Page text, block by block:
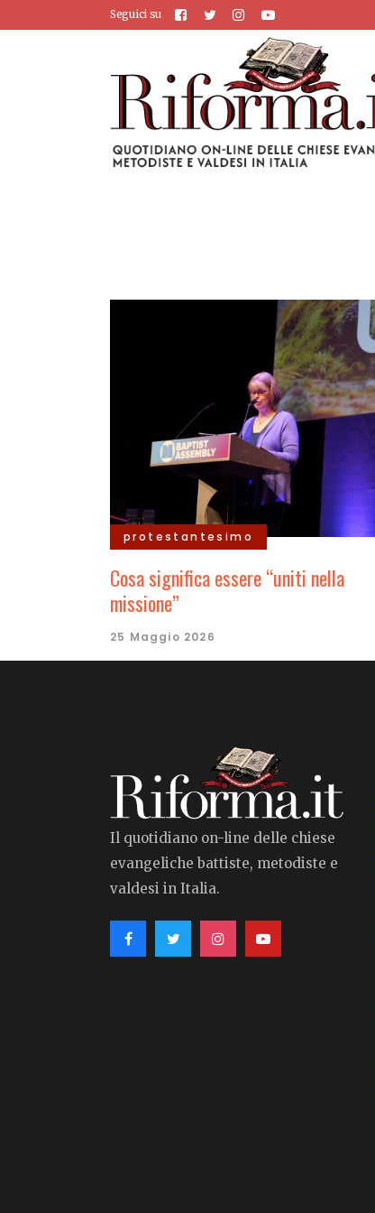
Seguici su
protestantesimo
Cosa significa essere “uniti nella
missione”
25 Maggio 2026
Il quotidiano on-line delle chiese
evangeliche battiste, metodiste e
valdesi in Italia.